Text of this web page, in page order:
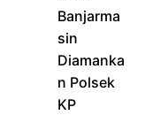
Banjarma
sin
Diamanka
n Polsek
KP